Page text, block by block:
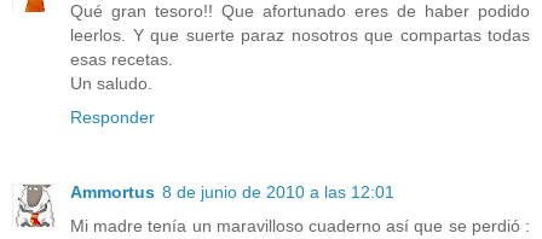
Qué gran tesoro!! Que afortunado eres de haber podido
leerlos. Y que suerte paraz nosotros que compartas todas
esas recetas.
Un saludo.
Responder
Ammortus 8 de junio de 2010 a las 12:01
Mi madre tenía un maravilloso cuaderno así que se perdió :